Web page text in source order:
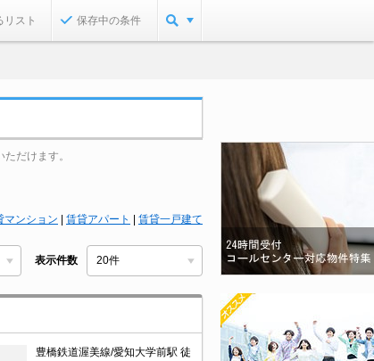
リスト 保存中の条件
だけます。
マンション 賃貸アパート 賃貸一戸建て
表示件数
豊橋鉄道渥美線/愛知大学前駅 徒